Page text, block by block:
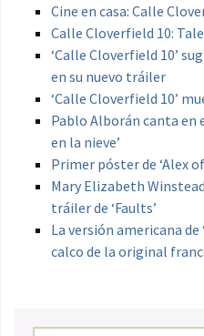
Cine en casa: Calle
Calle Cloverfield 10:
‘Calle Cloverfield 10’
en su nuevo tráiler
‘Calle Cloverfield 10’
Pablo Alborán canta en
en la nieve’
Primer póster de ‘Alex
Mary Elizabeth
tráiler de ‘Faults’
La versión americana de
calco de la original